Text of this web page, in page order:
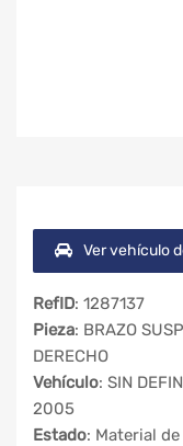
Ver vehículo
RefID: 1287137
Pieza: BRAZO
DERECHO
Vehículo: SIN
2005
Estado: Material